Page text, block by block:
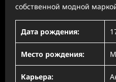
собственной модной
Дата рождения:
Место рождения:
Карьера: